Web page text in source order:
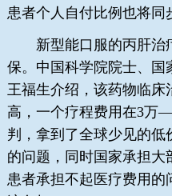
患者个人自付比例也将同
新型能口服的丙肝治
保。中国科学院院士、国
王福生介绍，该药物临床
高，一个疗程费用在3万
判，拿到了全球少见的低
的问题，同时国家承担
患者承担不起医疗费用